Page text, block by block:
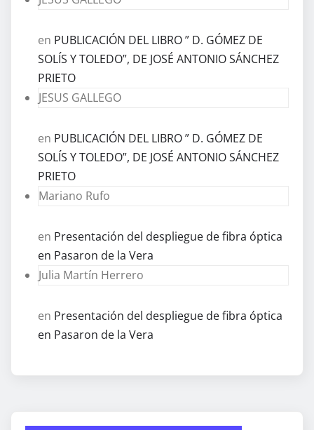
en PUBLICACIÓN DEL LIBRO ” D. GÓMEZ DE
SOLÍS Y TOLEDO”, DE JOSÉ ANTONIO SÁNCHEZ
PRIETO
JESUS GALLEGO
en PUBLICACIÓN DEL LIBRO ” D. GÓMEZ DE
SOLÍS Y TOLEDO”, DE JOSÉ ANTONIO SÁNCHEZ
PRIETO
Mariano Rufo
en Presentación del despliegue de fibra óptica
en Pasaron de la Vera
Julia Martín Herrero
en Presentación del despliegue de fibra óptica
en Pasaron de la Vera